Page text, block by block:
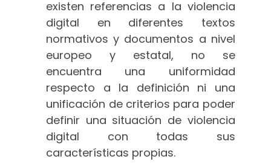
existen referencias a la violencia
digital en diferentes textos
normativos y documentos a nivel
europeo y estatal, no se
encuentra una uniformidad
respecto a la definición ni una
unificación de criterios para poder
definir una situación de violencia
digital con todas sus
características propias.